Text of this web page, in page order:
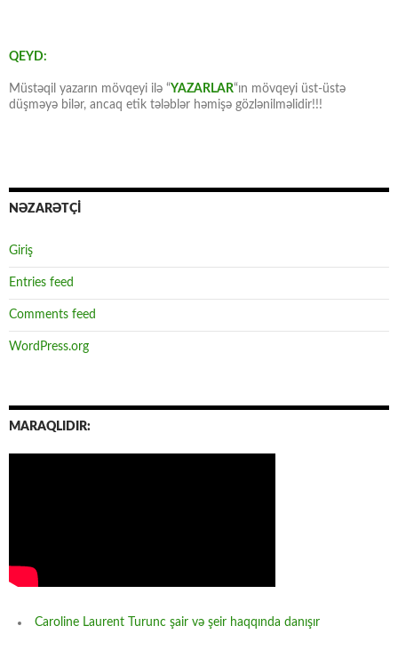
QEYD:
Müstəqil yazarın mövqeyi ilə “YAZARLAR“ın mövqeyi üst-üstə
düşməyə bilər, ancaq etik tələblər həmişə gözlənilməlidir!!!
NƏZARƏTÇİ
Giriş
Entries feed
Comments feed
WordPress.org
MARAQLIDIR:
Caroline Laurent Turunc şair və şeir haqqında danışır